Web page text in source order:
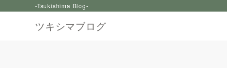
ツキシマブログ
-Tsukishima Blog-